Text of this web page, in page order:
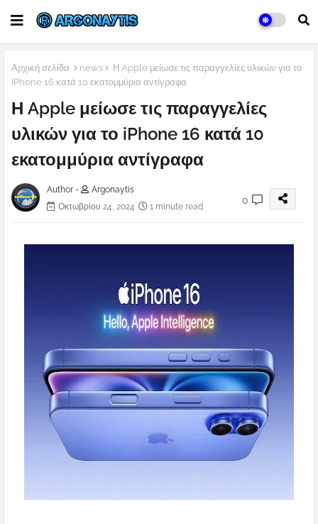
Αρχική σελίδα news
Η Apple μείωσε τις παραγγελίες υλικών για το
iPhone 16 κατά 10 εκατομμύρια αντίγραφα
Η Apple μείωσε τις παραγγελίες
υλικών για το iPhone 16 κατά 10
εκατομμύρια αντίγραφα
Author -
Argonaytis
Οκτωβρίου 24, 2024
1 minute read
0